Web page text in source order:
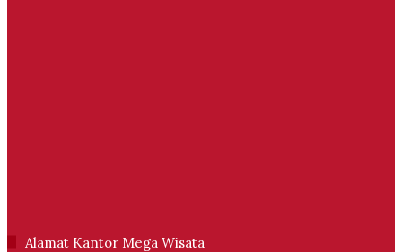
Alamat Kantor Mega Wisata